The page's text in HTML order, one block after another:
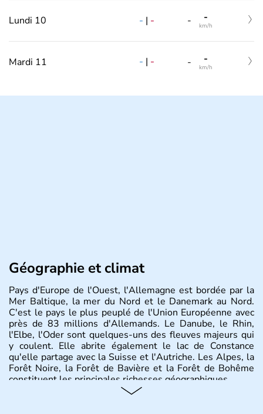
Lundi 10 - | - - -
km/h
Mardi 11 - | - - -
km/h
Géographie et climat
Pays d'Europe de l'Ouest, l'Allemagne est bordée par la
Mer Baltique, la mer du Nord et le Danemark au Nord.
C'est le pays le plus peuplé de l'Union Européenne avec
près de 83 millions d'Allemands. Le Danube, le Rhin,
l'Elbe, l'Oder sont quelques-uns des fleuves majeurs qui
y coulent. Elle abrite également le lac de Constance
qu'elle partage avec la Suisse et l'Autriche. Les Alpes, la
Forêt Noire, la Forêt de Bavière et la Forêt de Bohême
constituent les principales richesses géographiques.